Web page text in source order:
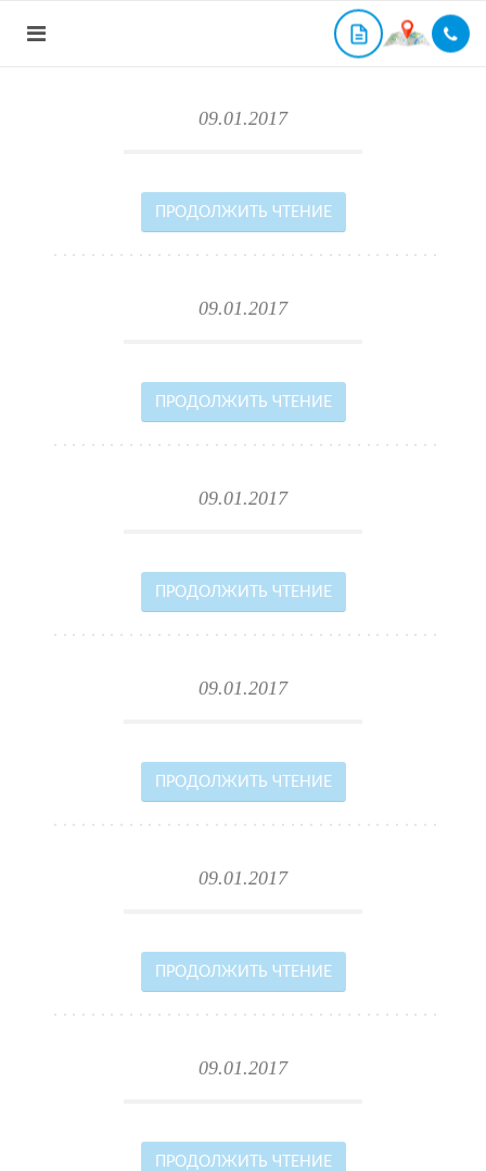
09.01.2017
ПРОДОЛЖИТЬ ЧТЕНИЕ
09.01.2017
ПРОДОЛЖИТЬ ЧТЕНИЕ
09.01.2017
ПРОДОЛЖИТЬ ЧТЕНИЕ
09.01.2017
ПРОДОЛЖИТЬ ЧТЕНИЕ
09.01.2017
ПРОДОЛЖИТЬ ЧТЕНИЕ
09.01.2017
ПРОДОЛЖИТЬ ЧТЕНИЕ